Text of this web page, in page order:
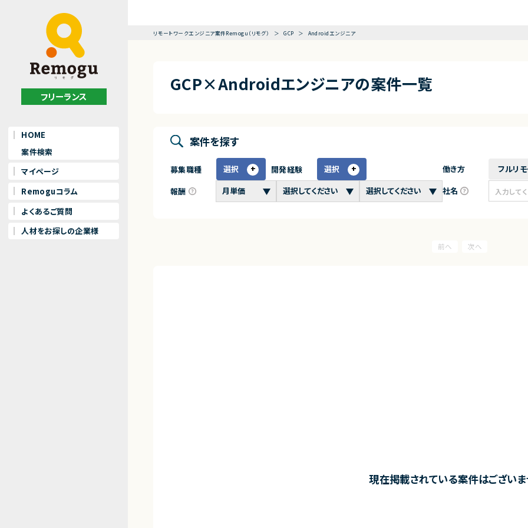
フリーランス
HOME
案件検索
マイページ
Remoguコラム
よくあるご質問
人材をお探しの企業様
リモートワークエンジニア案件Remogu（リモグ） GCP Androidエンジニア
GCP×Androidエンジニアの案件一覧
案件を探す
募集職種 選択 開発経験
選択
報酬
働き方
フルリ
社名
現在掲載されている案件はございま